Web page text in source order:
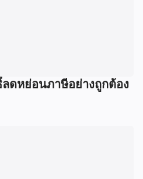
ดหย่อนภาษีอย่างถูกต้อง